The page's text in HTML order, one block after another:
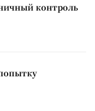
контроль